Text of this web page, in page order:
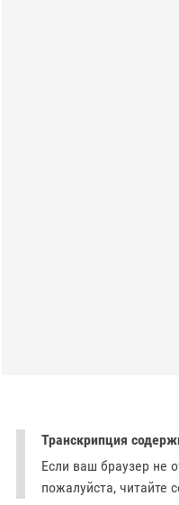
Транскрипция
Если ваш браузер не
пожалуйста, читайте